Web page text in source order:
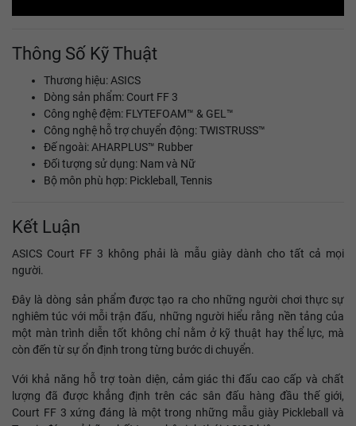
Thông Số Kỹ Thuật
Thương hiệu: ASICS
Dòng sản phẩm: Court FF 3
Công nghệ đệm: FLYTEFOAM™ & GEL™
Công nghệ hỗ trợ chuyển động: TWISTRUSS™
Đế ngoài: AHARPLUS™ Rubber
Đối tượng sử dụng: Nam và Nữ
Bộ môn phù hợp: Pickleball, Tennis
Kết Luận
ASICS Court FF 3 không phải là mẫu giày dành cho tất cả mọi
người.
Đây là dòng sản phẩm được tạo ra cho những người chơi thực sự
nghiêm túc với mỗi trận đấu, những người hiểu rằng nền tảng của
một màn trình diễn tốt không chỉ nằm ở kỹ thuật hay thể lực, mà
còn đến từ sự ổn định trong từng bước di chuyển.
Với khả năng hỗ trợ toàn diện, cảm giác thi đấu cao cấp và chất
lượng đã được khẳng định trên các sân đấu hàng đầu thế giới,
Court FF 3 xứng đáng là một trong những mẫu giày Pickleball và